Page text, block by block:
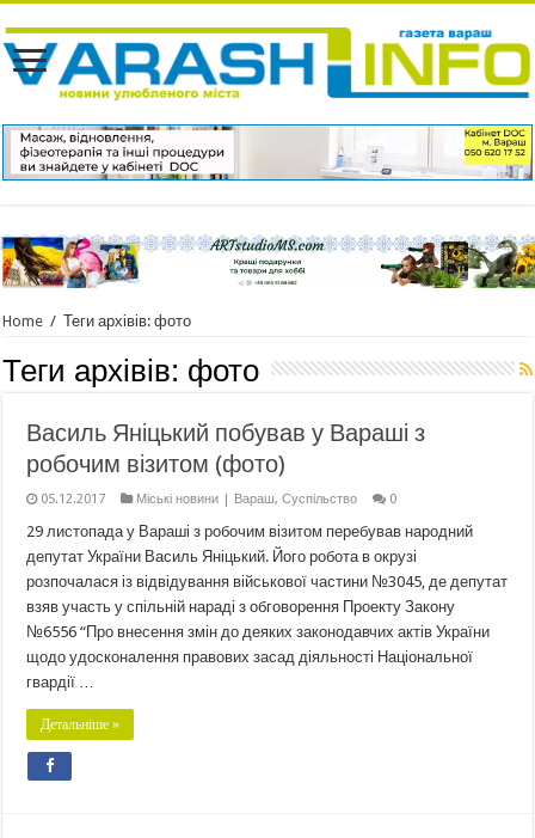
Home / Теги архівів: фото
Теги архівів: фото
Василь Яніцький побував у Вараші з
робочим візитом (фото)
05.12.2017 Міські новини | Вараш,Суспільство 0
29 листопада у Вараші з робочим візитом перебував народний
депутат України Василь Яніцький. Його робота в окрузі
розпочалася із відвідування військової частини №3045, де депутат
взяв участь у спільній нараді з обговорення Проекту Закону
№6556 “Про внесення змін до деяких законодавчих актів України
щодо удосконалення правових засад діяльності Національної
гвардії …
Детальніше »